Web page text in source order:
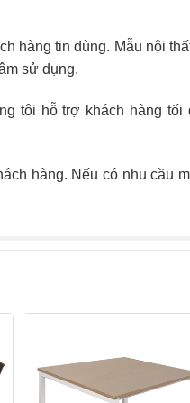
hàng tin dùng. Mẫu nội
sử dụng.
tôi hỗ trợ khách hàng tối
hàng. Nếu có nhu cầu